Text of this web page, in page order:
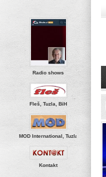
Radio shows
Fleš, Tuzla, BiH
MOD International, Tuzla
Kontakt